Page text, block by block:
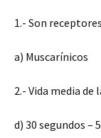
1.- Son
a) Muscarínicos
2.- Vida media
d) 30 segundos –